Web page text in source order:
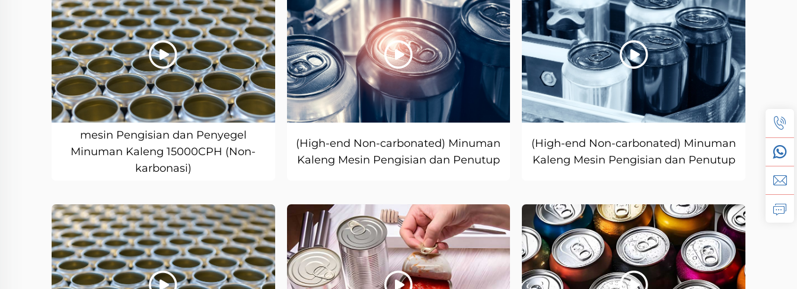
mesin Pengisian dan Penyegel
Minuman Kaleng 15000CPH (Non-
karbonasi)
(High-end Non-carbonated) Minuman
Kaleng Mesin Pengisian dan Penutup
(High-end Non-carbonated) Minuman
Kaleng Mesin Pengisian dan Penutup